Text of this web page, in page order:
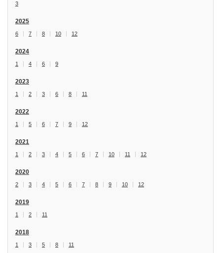
3
2025
6 7 8 10 12
2024
1 4 6 9
2023
1 2 3 6 8 11
2022
1 5 6 7 9 12
2021
1 2 3 4 5 6 7 10 11 12
2020
2 3 4 5 6 7 8 9 10 12
2019
1 2 11
2018
1 3 5 8 11